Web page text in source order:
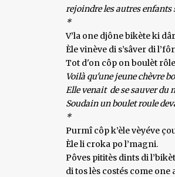
rejoindre les autres enfants
*
V’la one djône bikète ki
Èle vinève di s’sâver di
Tot d'on côp on boulèt
Voilà qu'une jeune chèvre
Elle venait de se sauver du
Soudain un boulet roule
*
Purmî côp k’èle vèyéve
Èle li croka po l’magni.
Pôves pititès dints di
di tos lès costés come